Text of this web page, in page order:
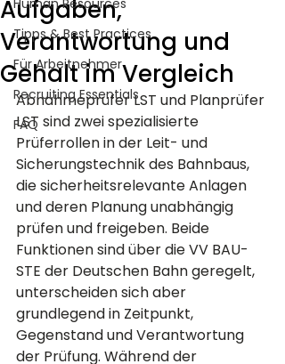
Human Resources
Tipps & Best Practices
Für Arbeitnehmer
Recruiting Essentials
FAQ
Aufgaben,
Verantwortung und
Gehalt im Vergleich
Abnahmeprüfer LST und Planprüfer
LST sind zwei spezialisierte
Prüferrollen in der Leit- und
Sicherungstechnik des Bahnbaus,
die sicherheitsrelevante Anlagen
und deren Planung unabhängig
prüfen und freigeben. Beide
Funktionen sind über die VV BAU-
STE der Deutschen Bahn geregelt,
unterscheiden sich aber
grundlegend in Zeitpunkt,
Gegenstand und Verantwortung
der Prüfung. Während der